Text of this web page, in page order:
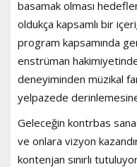
basamak olması
oldukça kapsamlı bir
program kapsamında
enstrüman
deneyiminden müzikal
yelpazede
Geleceğin kontrbas
ve onlara vizyon
kontenjan sınırlı